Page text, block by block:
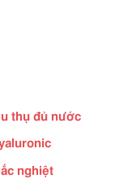
thụ đủ nước
nghiệt